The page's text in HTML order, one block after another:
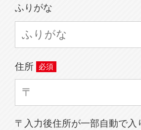
ふりがな
住所
〒入力後住所が一部自動で入